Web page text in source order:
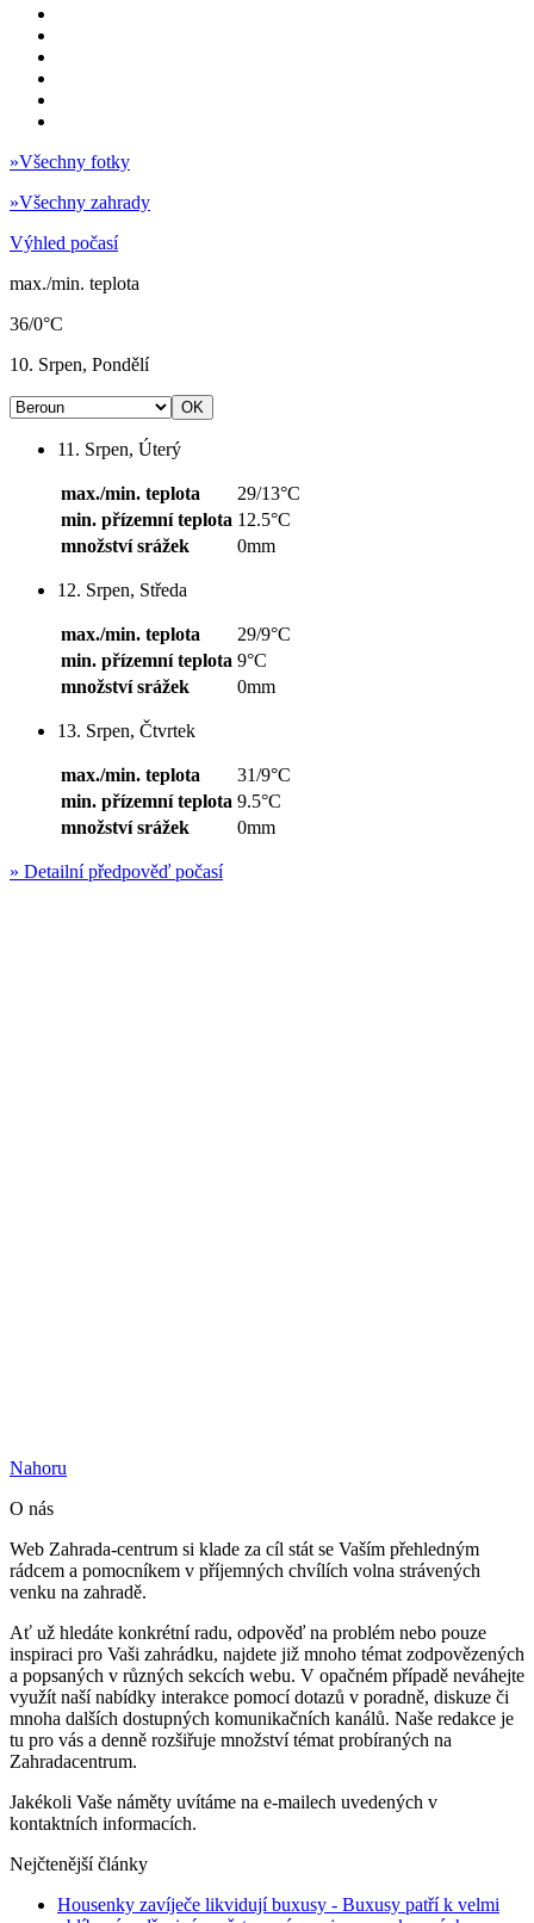
»Všechny fotky
»Všechny zahrady
Výhled počasí
max./min. teplota
36/0°C
10. Srpen, Pondělí
11. Srpen, Úterý
max./min. teplota
29/13°C
min. přízemní teplota 12.5°C
množství srážek
0mm
12. Srpen, Středa
max./min. teplota
29/9°C
min. přízemní teplota 9°C
množství srážek
0mm
13. Srpen, Čtvrtek
max./min. teplota
31/9°C
min. přízemní teplota 9.5°C
množství srážek
0mm
» Detailní předpověď počasí
Nahoru
O nás
Web Zahrada-centrum si klade za cíl stát se Vaším přehledným
rádcem a pomocníkem v příjemných chvílích volna strávených
venku na zahradě.
Ať už hledáte konkrétní radu, odpověď na problém nebo pouze
inspiraci pro Vaši zahrádku, najdete již mnoho témat zodpovězených
a popsaných v různých sekcích webu. V opačném případě neváhejte
využít naší nabídky interakce pomocí dotazů v poradně, diskuze či
mnoha dalších dostupných komunikačních kanálů. Naše redakce je
tu pro vás a denně rozšiřuje množství témat probíraných na
Zahradacentrum.
Jakékoli Vaše náměty uvítáme na e-mailech uvedených v
kontaktních informacích.
Nejčtenější články
Housenky zavíječe likvidují buxusy - Buxusy patří k velmi